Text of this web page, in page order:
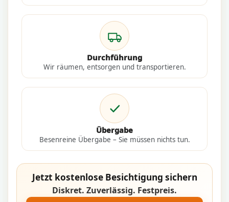
Durchführung
Wir räumen, entsorgen und transportieren.
Übergabe
Besenreine Übergabe – Sie müssen nichts tun.
Jetzt kostenlose Besichtigung sichern
Diskret. Zuverlässig. Festpreis.